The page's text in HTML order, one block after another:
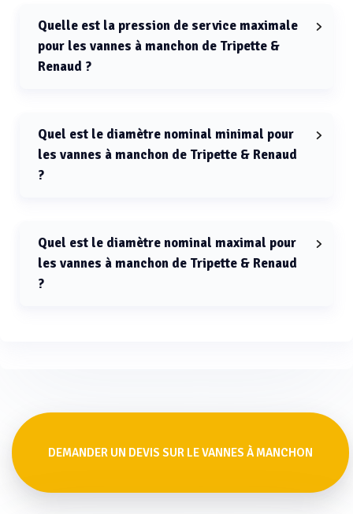
Quelle est la pression de service maximale
pour les vannes à manchon de Tripette &
Renaud ?
Quel est le diamètre nominal minimal pour
les vannes à manchon de Tripette & Renaud
?
Quel est le diamètre nominal maximal pour
les vannes à manchon de Tripette & Renaud
?
DEMANDER UN DEVIS SUR LE VANNES À MANCHON